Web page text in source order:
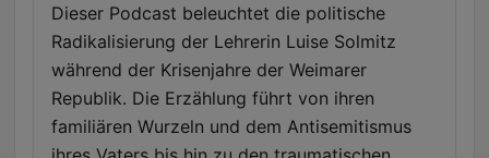
Dieser Podcast beleuchtet die politische
Radikalisierung der Lehrerin Luise Solmitz
während der Krisenjahre der Weimarer
Republik. Die Erzählung führt von ihren
familiären Wurzeln und dem Antisemitismus